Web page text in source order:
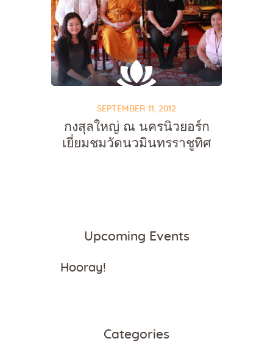
SEPTEMBER 11, 2012
กงสุลใหญ่ ณ นครนิวยอร์ก
เยี่ยมชมวัดนวมินทรราชูทิศ
Upcoming Events
Hooray!
Categories